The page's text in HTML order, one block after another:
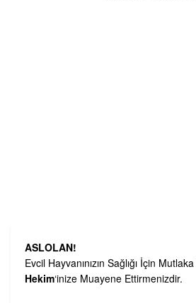
ASLOLAN!
Evcil Hayvanınızın Sağlığı İçin Mutlaka
Hekim‘inize Muayene Ettirmenizdir.